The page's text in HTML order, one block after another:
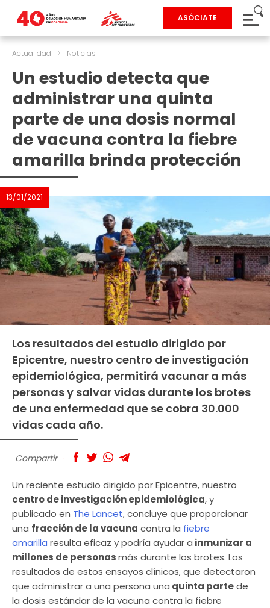
ASÓCIATE
Actualidad > Noticias
Un estudio detecta que
administrar una quinta
parte de una dosis normal
de vacuna contra la fiebre
amarilla brinda protección
13/01/2021
Los resultados del estudio dirigido por
Epicentre, nuestro centro de investigación
epidemiológica, permitirá vacunar a más
personas y salvar vidas durante los brotes
de una enfermedad que se cobra 30.000
vidas cada año.
Compartir
Un reciente estudio dirigido por Epicentre, nuestro
centro de investigación epidemiológica, y
publicado en The Lancet, concluye que proporcionar
una fracción de la vacuna contra la fiebre
amarilla resulta eficaz y podría ayudar a inmunizar a
millones de personasmás durante los brotes. Los
resultados de estos ensayos clínicos, que detectaron
que administrar a una persona una quinta partede
la dosis estándar de la vacuna contra la fiebre